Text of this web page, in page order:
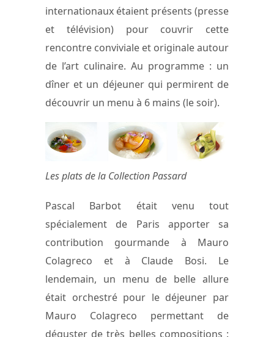
internationaux étaient présents (presse
et télévision) pour couvrir cette
rencontre conviviale et originale autour
de l’art culinaire. Au programme : un
dîner et un déjeuner qui permirent de
découvrir un menu à 6 mains (le soir).
Les plats de la Collection Passard
Pascal Barbot était venu tout
spécialement de Paris apporter sa
contribution gourmande à Mauro
Colagreco et à Claude Bosi. Le
lendemain, un menu de belle allure
était orchestré pour le déjeuner par
Mauro Colagreco permettant de
déguster de très belles compositions :